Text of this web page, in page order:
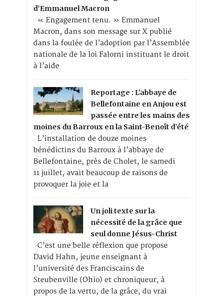
d’Emmanuel Macron
« Engagement tenu. » Emmanuel
Macron, dans son message sur X publié
dans la foulée de l’adoption par l’Assemblée
nationale de la loi Falorni instituant le droit
à l’aide
Reportage : L’abbaye de
Bellefontaine en Anjou est
passée entre les mains des
moines du Barroux en la Saint-Benoît d’été
L’installation de douze moines
bénédictins du Barroux à l’abbaye de
Bellefontaine, près de Cholet, le samedi
11 juillet, avait beaucoup de raisons de
provoquer la joie et la
Un joli texte sur la
nécessité de la grâce que
seul donne Jésus-Christ
C’est une belle réflexion que propose
David Hahn, jeune enseignant à
l’université des Franciscains de
Steubenville (Ohio) et chroniqueur, à
propos de la vertu, de la grâce, du vrai